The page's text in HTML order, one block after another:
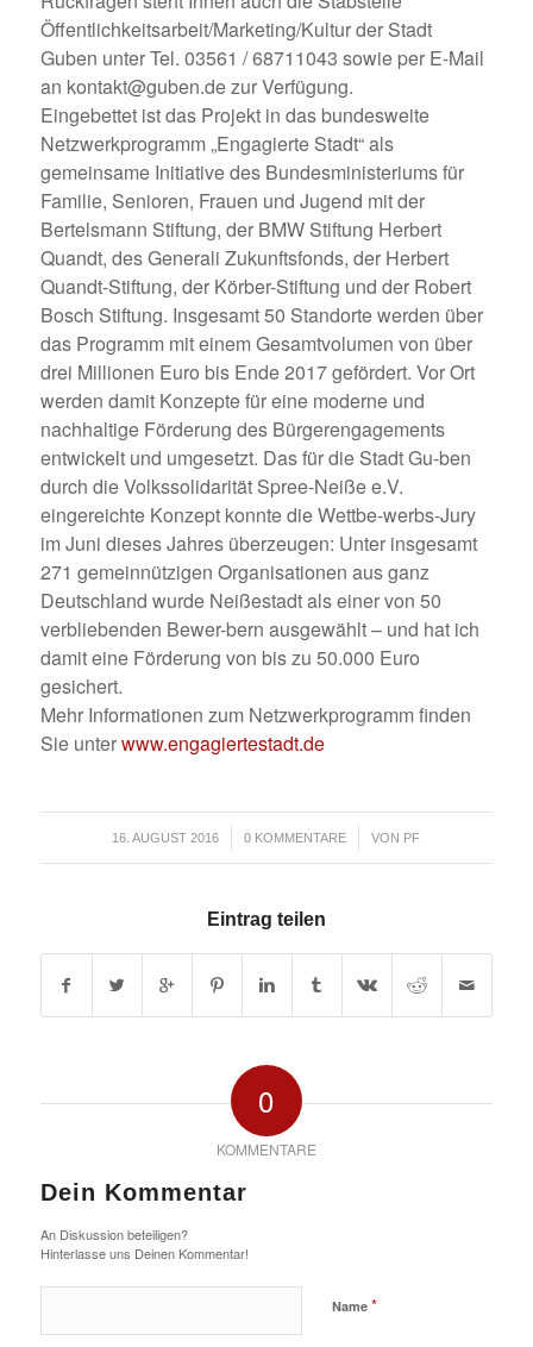
Öffentlichkeitsarbeit/Marketing/Kultur der Stadt
Guben unter Tel. 03561 / 68711043 sowie per E-Mail
an kontakt@guben.de zur Verfügung.
Eingebettet ist das Projekt in das bundesweite
Netzwerkprogramm „Engagierte Stadt“ als
gemeinsame Initiative des Bundesministeriums für
Familie, Senioren, Frauen und Jugend mit der
Bertelsmann Stiftung, der BMW Stiftung Herbert
Quandt, des Generali Zukunftsfonds, der Herbert
Quandt-Stiftung, der Körber-Stiftung und der Robert
Bosch Stiftung. Insgesamt 50 Standorte werden über
das Programm mit einem Gesamtvolumen von über
drei Millionen Euro bis Ende 2017 gefördert. Vor Ort
werden damit Konzepte für eine moderne und
nachhaltige Förderung des Bürgerengagements
entwickelt und umgesetzt. Das für die Stadt Gu-ben
durch die Volkssolidarität Spree-Neiße e.V.
eingereichte Konzept konnte die Wettbe-werbs-Jury
im Juni dieses Jahres überzeugen: Unter insgesamt
271 gemeinnützigen Organisationen aus ganz
Deutschland wurde Neißestadt als einer von 50
verbliebenden Bewer-bern ausgewählt – und hat ich
damit eine Förderung von bis zu 50.000 Euro
gesichert.
Mehr Informationen zum Netzwerkprogramm finden
Sie unterwww.engagiertestadt.de
16. AUGUST 2016
/ 0 KOMMENTARE
/ VON PF
Eintrag teilen
0
KOMMENTARE
Dein Kommentar
An Diskussion beteiligen?
Hinterlasse uns Deinen Kommentar!
Name *